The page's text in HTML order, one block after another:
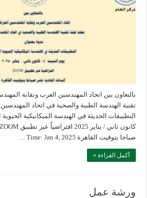
بالتعاون بين اتحاد المهندسين العرب ونقابة
تقنية الهندسة الطبية والصحية في اتحاد
صباحا بتوقيت القاهرة Time: Jan 4, 2025 …
أكمل القراءة »
ورشة عمل